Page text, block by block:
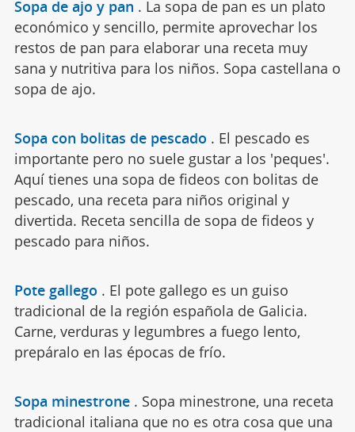
Sopa de ajo y pan . La sopa de pan es un plato
económico y sencillo, permite aprovechar los
restos de pan para elaborar una receta muy
sana y nutritiva para los niños. Sopa castellana o
sopa de ajo.
Sopa con bolitas de pescado . El pescado es
importante pero no suele gustar a los 'peques'.
Aquí tienes una sopa de fideos con bolitas de
pescado, una receta para niños original y
divertida. Receta sencilla de sopa de fideos y
pescado para niños.
Pote gallego . El pote gallego es un guiso
tradicional de la región española de Galicia.
Carne, verduras y legumbres a fuego lento,
prepáralo en las épocas de frío.
Sopa minestrone . Sopa minestrone, una receta
tradicional italiana que no es otra cosa que una